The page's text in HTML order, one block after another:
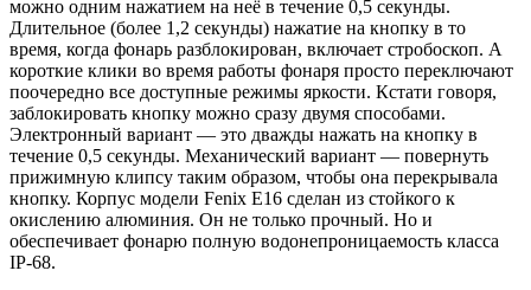
можно одним нажатием на неё в течение 0,5 секунды.
Длительное (более 1,2 секунды) нажатие на кнопку в то
время, когда фонарь разблокирован, включает стробоскоп. А
короткие клики во время работы фонаря просто переключают
поочередно все доступные режимы яркости. Кстати говоря,
заблокировать кнопку можно сразу двумя способами.
Электронный вариант — это дважды нажать на кнопку в
течение 0,5 секунды. Механический вариант — повернуть
прижимную клипсу таким образом, чтобы она перекрывала
кнопку. Корпус модели Fenix E16 сделан из стойкого к
окислению алюминия. Он не только прочный. Но и
обеспечивает фонарю полную водонепроницаемость класса
IP-68.